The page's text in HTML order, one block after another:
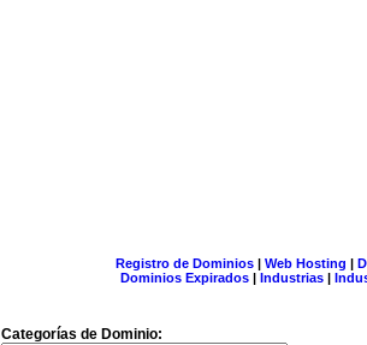
Registro de Dominios| Web Hosting |
Dominios Expirados | Industrias |
Categorías de Dominio: